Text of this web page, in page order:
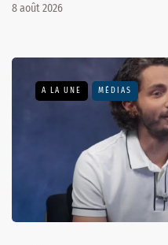
8 août 2026
A LA UNE MÉDIAS